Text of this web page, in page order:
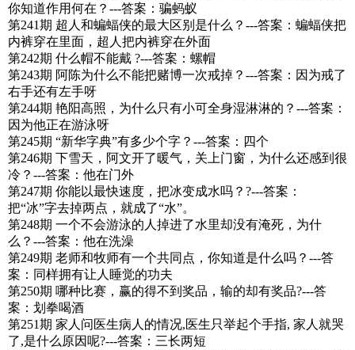
你知道作用何在？---答案：骗蚂蚁
第241期 超人和蝙蝠侠的最大区别是什么？---答案：蝙蝠侠把
内裤穿在里面，超人把内裤穿在外面
第242期 什么帽不能戴 ?---答案：螺帽
第243期 阿陈为什么不能把赌博一次戒掉？---答案：因为戒了
右手还有左手呀
第244期 艳阳高照，为什么只有小可全身湿淋淋的？---答案：
因为他正在游泳呀
第245期 “新华字典”有多少个字？---答案：四个
第246期 下雪天，阿文开了暖气，关上门窗，为什么还感到很
冷？---答案：他在门外
第247期 你能以最快速度，把冰变成水吗？?---答案：
把“冰”字去掉两点，就成了“水”。
第248期 一个不会游泳的人掉进了水里却没有淹死，为什
么？---答案：他在洗澡
第249期 老师和牧师有一个共同点，你知道是什么吗？---答
案：同样拥有让人睡觉的功夫
第250期 哪种比赛，赢的得不到奖品，输的却有奖品?---答
案：划拳喝酒
第251期 家人问医生病人的情况,医生只举起个手指, 家人就哭
了,是什么原因呢?---答案：三长两短